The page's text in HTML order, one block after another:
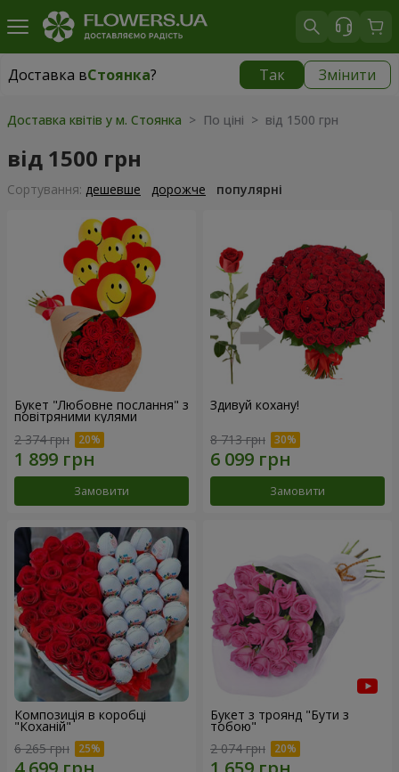
Доставка вСтоянка? Так Змінити
Доставка вСтоянка|
Доставка квітів у м. Стоянка > По ціні > від 1500 грн
від 1500 грн
Сортування: дешевше дорожче популярні
Букет "Любовне послання" з
повітряними кулями
2 374 грн
Замовити
Здивуй кохану!
8 713 грн
Замовити
Композиція в коробці
"Коханій"
6 265 грн
Букет з троянд "Бути з
тобою"
2 074 грн